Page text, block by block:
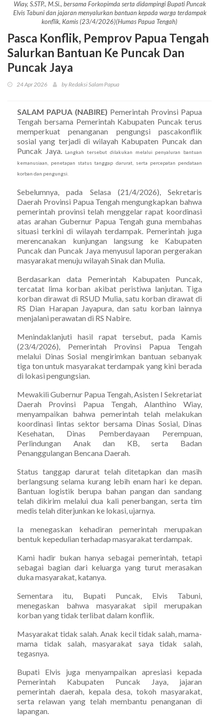
Wiay, S.STP., M.Si., bersama Forkopimda serta didampingi Bupati Puncak
Elvis Tabuni dan jajaran menyalurkan bantuan kepada warga terdampak
konflik, Kamis (23/4/2026)(Humas Papua Tengah)
Pasca Konflik, Pemprov Papua Tengah
Salurkan Bantuan Ke Puncak Dan
Puncak Jaya
24 Apr 2026 by Redaksi Salam Papua
SALAM PAPUA (NABIRE) Pemerintah Provinsi Papua
Tengah bersama Pemerintah Kabupaten Puncak terus
memperkuat penanganan pengungsi pascakonflik
sosial yang terjadi di wilayah Kabupaten Puncak dan
Puncak Jaya.
Langkah tersebut dilakukan melalui penyaluran bantuan
kemanusiaan, penetapan status tanggap darurat, serta percepatan pendataan
korban dan pengungsi.
Sebelumnya, pada Selasa (21/4/2026), Sekretaris
Daerah Provinsi Papua Tengah mengungkapkan bahwa
pemerintah provinsi telah menggelar rapat koordinasi
atas arahan Gubernur Papua Tengah guna membahas
situasi terkini di wilayah terdampak. Pemerintah juga
merencanakan kunjungan langsung ke Kabupaten
Puncak dan Puncak Jaya menyusul laporan pergerakan
masyarakat menuju wilayah Sinak dan Mulia.
Berdasarkan data Pemerintah Kabupaten Puncak,
tercatat lima korban akibat peristiwa lanjutan. Tiga
korban dirawat di RSUD Mulia, satu korban dirawat di
RS Dian Harapan Jayapura, dan satu korban lainnya
menjalani perawatan di RS Nabire.
Menindaklanjuti hasil rapat tersebut, pada Kamis
(23/4/2026), Pemerintah Provinsi Papua Tengah
melalui Dinas Sosial mengirimkan bantuan sebanyak
tiga ton untuk masyarakat terdampak yang kini berada
di lokasi pengungsian.
Mewakili Gubernur Papua Tengah, Asisten I Sekretariat
Daerah Provinsi Papua Tengah, Alanthino Wiay,
menyampaikan bahwa pemerintah telah melakukan
koordinasi lintas sektor bersama Dinas Sosial, Dinas
Kesehatan, Dinas Pemberdayaan Perempuan,
Perlindungan Anak dan KB, serta Badan
Penanggulangan Bencana Daerah.
Status tanggap darurat telah ditetapkan dan masih
berlangsung selama kurang lebih enam hari ke depan.
Bantuan logistik berupa bahan pangan dan sandang
telah dikirim melalui dua kali penerbangan, serta tim
medis telah diterjunkan ke lokasi, ujarnya.
Ia menegaskan kehadiran pemerintah merupakan
bentuk kepedulian terhadap masyarakat terdampak.
Kami hadir bukan hanya sebagai pemerintah, tetapi
sebagai bagian dari keluarga yang turut merasakan
duka masyarakat, katanya.
Sementara itu, Bupati Puncak, Elvis Tabuni,
menegaskan bahwa masyarakat sipil merupakan
korban yang tidak terlibat dalam konflik.
Masyarakat tidak salah. Anak kecil tidak salah, mama-
mama tidak salah, masyarakat saya tidak salah,
tegasnya.
Bupati Elvis juga menyampaikan apresiasi kepada
Pemerintah Kabupaten Puncak Jaya, jajaran
pemerintah daerah, kepala desa, tokoh masyarakat,
serta relawan yang telah membantu penanganan di
lapangan.